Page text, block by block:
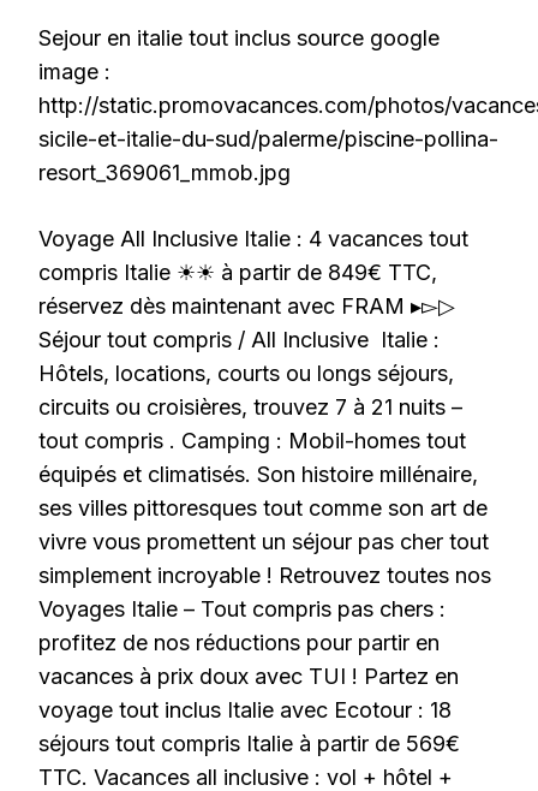
Sejour en italie tout inclus source google
image :
http://static.promovacances.com/photos/
sicile-et-italie-du-sud/palerme/piscine-pollina-
resort_369061_mmob.jpg
Voyage All Inclusive Italie : 4 vacances tout
compris Italie ☀☀ à partir de 849€ TTC,
réservez dès maintenant avec FRAM ▸▻▷
Séjour tout compris / All Inclusive Italie :
Hôtels, locations, courts ou longs séjours,
circuits ou croisières, trouvez 7 à 21 nuits –
tout compris . Camping : Mobil-homes tout
équipés et climatisés. Son histoire millénaire,
ses villes pittoresques tout comme son art de
vivre vous promettent un séjour pas cher tout
simplement incroyable ! Retrouvez toutes nos
Voyages Italie – Tout compris pas chers :
profitez de nos réductions pour partir en
vacances à prix doux avec TUI ! Partez en
voyage tout inclus Italie avec Ecotour : 18
séjours tout compris Italie à partir de 569€
TTC. Vacances all inclusive : vol + hôtel +